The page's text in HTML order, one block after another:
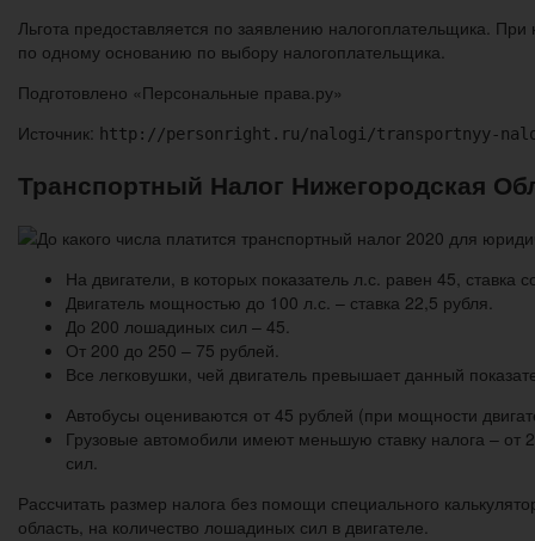
Льгота предоставляется по заявлению налогоплательщика.
по одному основанию по выбору налогоплательщика.
Подготовлено «Персональные права.ру»
Источник: http://personright.ru/nalogi/transportnyy-
Транспортный Налог Нижегородская
На двигатели, в которых показатель л.с. равен 45, ставка
Двигатель мощностью до 100 л.с. – ставка 22,5 рубля.
До 200 лошадиных сил – 45.
От 200 до 250 – 75 рублей.
Все легковушки, чей двигатель превышает данный
Автобусы оцениваются от 45 рублей (при мощности
Грузовые автомобили имеют меньшую ставку налога –
сил.
Рассчитать размер налога без помощи специального
область, на количество лошадиных сил в двигателе.